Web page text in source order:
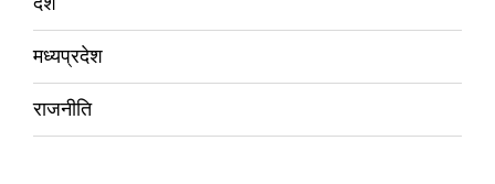
मध्यप्रदेश
राजनीति